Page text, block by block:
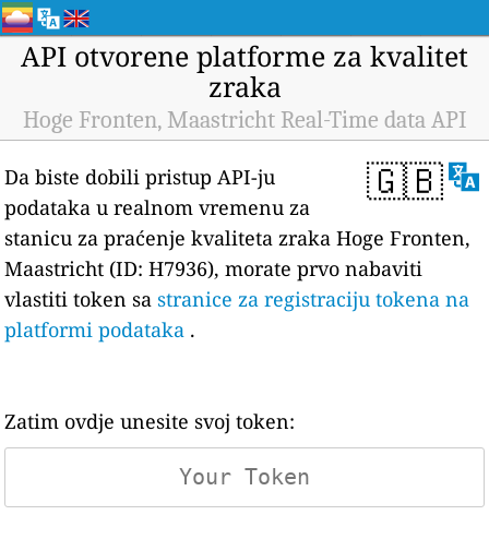
API otvorene platforme za kvalitet
zraka
Hoge Fronten, Maastricht Real-Time data API
🇬🇧
Da biste dobili pristup API-ju
podataka u realnom vremenu za
stanicu za praćenje kvaliteta zraka Hoge Fronten,
Maastricht (ID: H7936), morate prvo nabaviti
vlastiti token sastranice za registraciju tokena na
platformi podataka .
Zatim ovdje unesite svoj token: